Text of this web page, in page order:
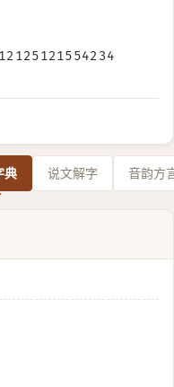
典 说文解字 音韵方